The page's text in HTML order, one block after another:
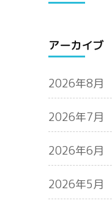
アーカイブ
2026年8月
2026年7月
2026年6月
2026年5月